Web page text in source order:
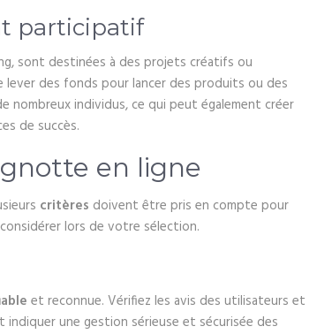
participatif
sont destinées à des projets créatifs ou
des fonds pour lancer des produits ou des
nombreux individus, ce qui peut également créer
de succès.
en ligne
critères doivent être pris en compte pour
lors de votre sélection.
et reconnue. Vérifiez les avis des utilisateurs et
une gestion sérieuse et sécurisée des